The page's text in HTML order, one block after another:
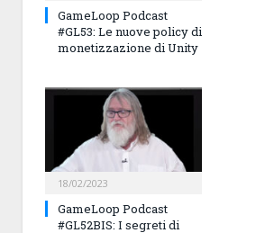
GameLoop Podcast
#GL53: Le nuove policy di
monetizzazione di Unity
18/02/2023
GameLoop Podcast
#GL52BIS: I segreti di